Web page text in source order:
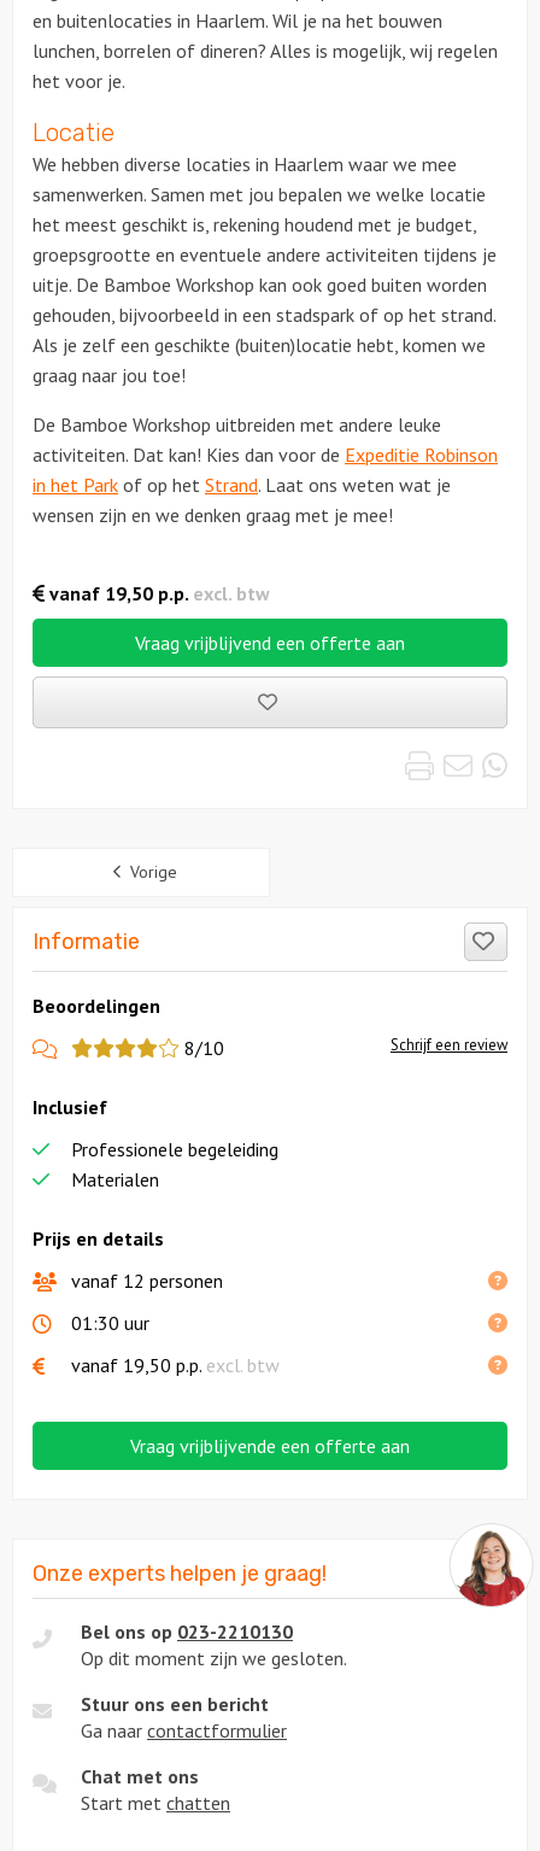
en buitenlocaties in Haarlem. Wil je na het bouwen
lunchen, borrelen of dineren? Alles is mogelijk, wij regelen
het voor je.
Locatie
We hebben diverse locaties in Haarlem waar we mee
samenwerken. Samen met jou bepalen we welke locatie
het meest geschikt is, rekening houdend met je budget,
groepsgrootte en eventuele andere activiteiten tijdens je
uitje. De Bamboe Workshop kan ook goed buiten worden
gehouden, bijvoorbeeld in een stadspark of op het strand.
Als je zelf een geschikte (buiten)locatie hebt, komen we
graag naar jou toe!
De Bamboe Workshop uitbreiden met andere leuke
activiteiten. Dat kan! Kies dan voor de Expeditie Robinson
in het Park of op het Strand. Laat ons weten wat je
wensen zijn en we denken graag met je mee!
Vraag vrijblijvend een offerte aan
uitjes
vanaf 19,50 p.p. excl. btw
Print
Vorige
Informatie
Beoordelingen
View
reviews
8/10 Schrijf een review
Prijs en details
vanaf 12 personen
01:30 uur
vanaf 19,50 p.p. excl. btw
Inclusief
Professionele begeleiding
Materialen
Vraag vrijblijvende een offerte aan
Onze experts helpen je graag!
Bel ons op 023-2210130
Op dit moment zijn we gesloten.
Stuur ons een bericht
Ga naar contactformulier
Chat met ons
Start met chatten